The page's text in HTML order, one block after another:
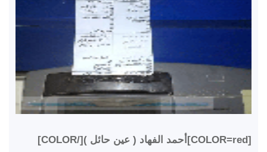
[COLOR=red]أحمد الفهاد ( عين حائل )[/COLOR]